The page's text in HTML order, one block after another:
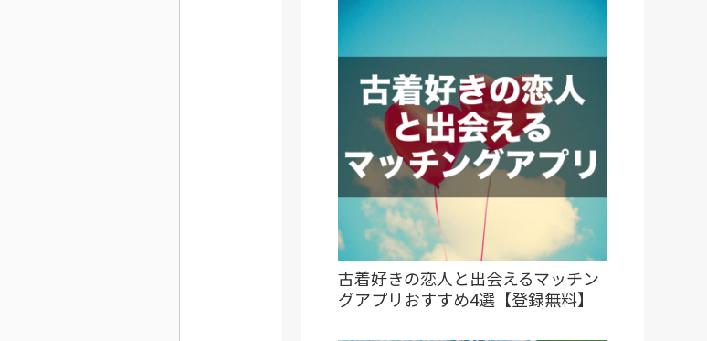
古着好きの恋人と出会えるマッチン
グアプリおすすめ4選【登録無料】